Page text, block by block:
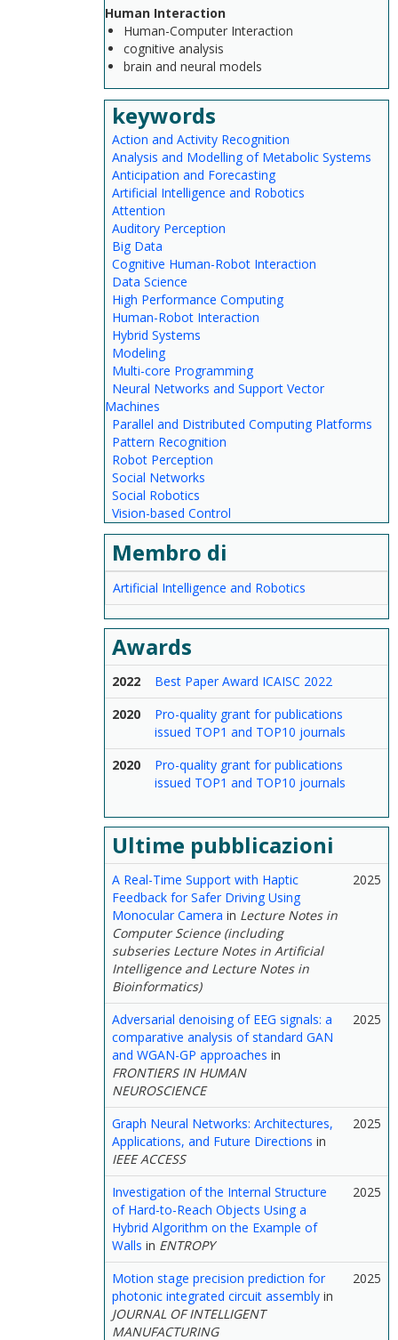
Human Interaction
Human-Computer Interaction
cognitive analysis
brain and neural models
keywords
Action and Activity Recognition
Analysis and Modelling of Metabolic Systems
Anticipation and Forecasting
Artificial Intelligence and Robotics
Attention
Auditory Perception
Big Data
Cognitive Human-Robot Interaction
Data Science
High Performance Computing
Human-Robot Interaction
Hybrid Systems
Modeling
Multi-core Programming
Neural Networks and Support Vector
Machines
Parallel and Distributed Computing Platforms
Pattern Recognition
Robot Perception
Social Networks
Social Robotics
Vision-based Control
Membro di
Artificial Intelligence and Robotics
Awards
2022
Best Paper Award ICAISC 2022
2020
Pro-quality grant for publications
issued TOP1 and TOP10 journals
2020
Pro-quality grant for publications
issued TOP1 and TOP10 journals
Ultime pubblicazioni
A Real-Time Support with Haptic
Feedback for Safer Driving Using
Monocular Camera in Lecture Notes in
Computer Science (including
subseries Lecture Notes in Artificial
Intelligence and Lecture Notes in
Bioinformatics)
2025
Adversarial denoising of EEG signals: a
comparative analysis of standard GAN
and WGAN-GP approaches in
FRONTIERS IN HUMAN
NEUROSCIENCE
2025
Graph Neural Networks: Architectures,
Applications, and Future Directions in
IEEE ACCESS
2025
Investigation of the Internal Structure
of Hard-to-Reach Objects Using a
Hybrid Algorithm on the Example of
Walls in ENTROPY
2025
Motion stage precision prediction for
photonic integrated circuit assembly in
JOURNAL OF INTELLIGENT
MANUFACTURING
2025